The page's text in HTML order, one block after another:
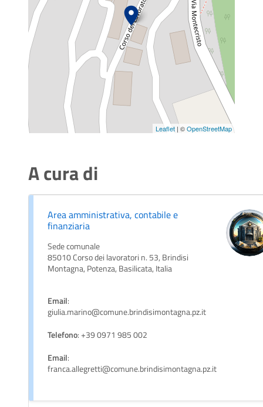
Leaflet | ©OpenStreetMap
A cura di
Area amministrativa, contabile e
finanziaria
Sede comunale
85010 Corso dei lavoratori n. 53, Brindisi
Montagna, Potenza, Basilicata, Italia
Email:
giulia.marino@comune.brindisimontagna.pz.it
Telefono: +39 0971 985 002
Email:
franca.allegretti@comune.brindisimontagna.pz.it